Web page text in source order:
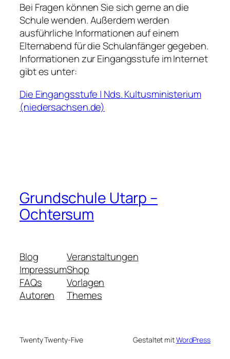
Bei Fragen können Sie sich gerne an die
Schule wenden. Außerdem werden
ausführliche Informationen auf einem
Elternabend für die Schulanfänger gegeben.
Informationen zur Eingangsstufe im Internet
gibt es unter:
Die Eingangsstufe | Nds. Kultusministerium
(niedersachsen.de)
Grundschule Utarp –
Ochtersum
Blog
Impressum
FAQs
Autoren
Veranstaltungen
Shop
Vorlagen
Themes
Twenty Twenty-Five Gestaltet mitWordPress